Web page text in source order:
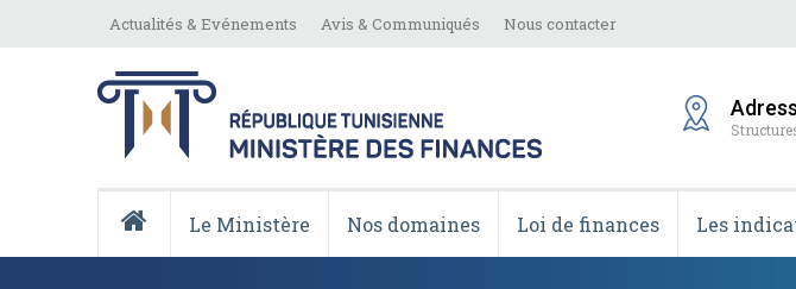
Menu
Actualités & Evénements Avis & Communiqués Nous contacter
Principale
Le Ministère Nos domaines Loi de finances Les